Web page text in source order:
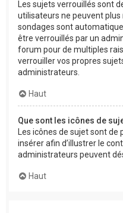
Les sujets verrouillés sont
utilisateurs ne peuvent
sondages sont
être verrouillés par un
forum pour de multiples
verrouiller vos propres
administrateurs.
Haut
Que sont les icônes de
Les icônes de sujet sont
insérer afin d’illustrer le
administrateurs peuvent
Haut